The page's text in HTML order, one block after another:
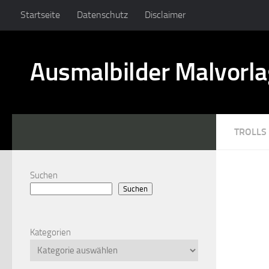
Startseite Datenschutz Disclaimer
Ausmalbilder
TROLLS
Suchen
Suchen
Kategorien